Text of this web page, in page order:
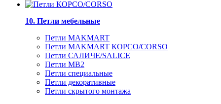
10. Петли мебельные
Петли MAKMART
Петли MAKMART КОРСО/CORSO
Петли САЛИЧЕ/SALICE
Петли MB2
Петли специальные
Петли декоративные
Петли скрытого монтажа